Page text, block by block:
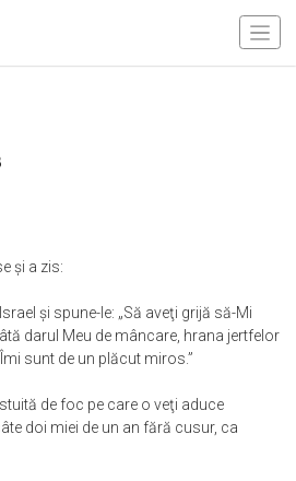
şi a zis:
şi spune-le: „Să aveţi grijă să-Mi
darul Meu de mâncare, hrana jertfelor
sunt de un plăcut miros.”
de foc pe care o veţi aduce
doi miei de un an fără cusur, ca